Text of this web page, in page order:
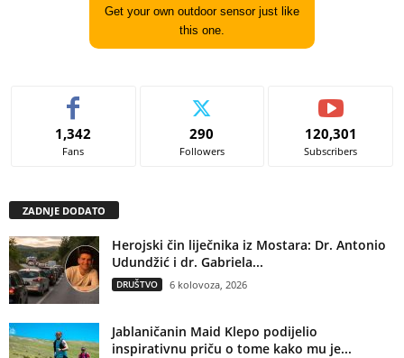
Get your own outdoor sensor just like
this one.
1,342
Fans
290
Followers
120,301
Subscribers
ZADNJE DODATO
Herojski čin liječnika iz Mostara: Dr. Antonio
Udundžić i dr. Gabriela...
DRUŠTVO 6 kolovoza, 2026
Jablaničanin Maid Klepo podijelio
inspirativnu priču o tome kako mu je...